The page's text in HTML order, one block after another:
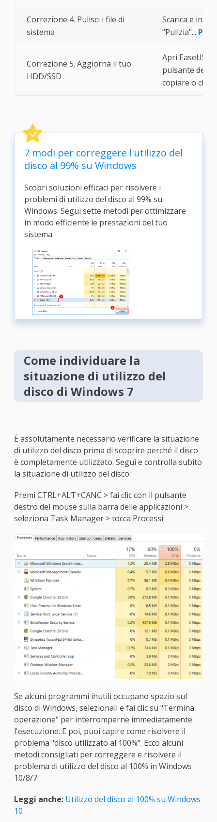
Correzione 4. Pulisci i file di
sistema
Scarica e
"Pulizia"...
Correzione 5. Aggiorna il tuo
HDD/SSD
Apri EaseUS
pulsante
copiare o
7 modi per correggere l'utilizzo del
disco al 99% su Windows
Scopri soluzioni efficaci per risolvere i
problemi di utilizzo del disco al 99% su
Windows. Segui sette metodi per ottimizzare
in modo efficiente le prestazioni del tuo
sistema.
Come individuare la
situazione di utilizzo del
disco di Windows 7
È assolutamente necessario verificare la situazione
di utilizzo del disco prima di scoprire perché il disco
è completamente utilizzato. Segui e controlla subito
la situazione di utilizzo del disco:
Premi CTRL+ALT+CANC > fai clic con il pulsante
destro del mouse sulla barra delle applicazioni >
seleziona Task Manager > tocca Processi
Se alcuni programmi inutili occupano spazio sul
disco di Windows, selezionali e fai clic su "Termina
operazione" per interromperne immediatamente
l'esecuzione. E poi, puoi capire come risolvere il
problema "disco utilizzato al 100%". Ecco alcuni
metodi consigliati per correggere e risolvere il
problema di utilizzo del disco al 100% in Windows
10/8/7.
Leggi anche: Utilizzo del disco al 100% su Windows
10